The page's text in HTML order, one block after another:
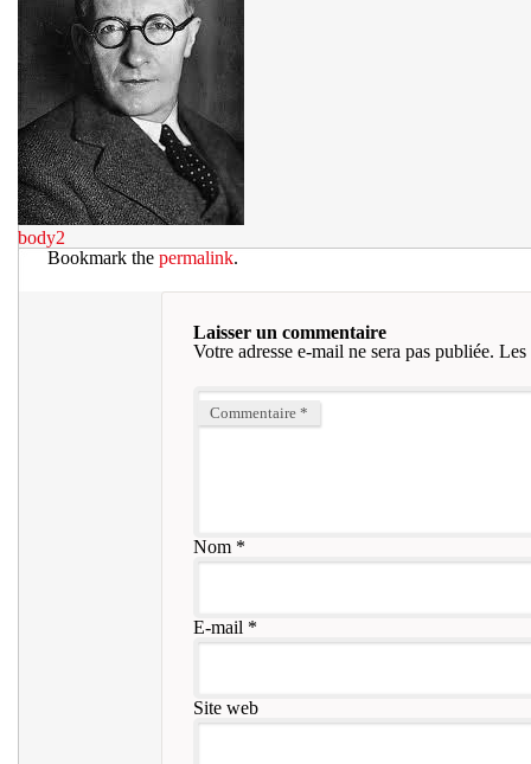
body2
Bookmark the permalink.
Laisser un commentaire
Votre adresse e-mail ne sera pas publiée. Les
Commentaire *
Nom*
E-mail *
Site web